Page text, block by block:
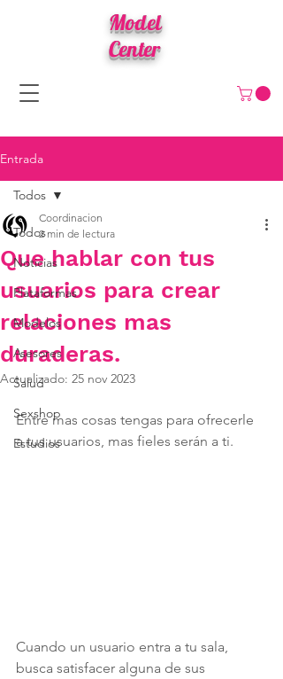
Model
Center
Entrada
Todos
Noticias
Plataformas
Modelos
Asesores
Salud
Sexshop
Estudios
Todos
Que hablar con tus
usuarios para crear
relaciones mas
duraderas.
Coordinacion
2 min de lectura
Actualizado: 25 nov 2023
Entre mas cosas tengas para ofrecerle
a tus usuarios, mas fieles serán a ti.
Cuando un usuario entra a tu sala,
busca satisfacer alguna de sus